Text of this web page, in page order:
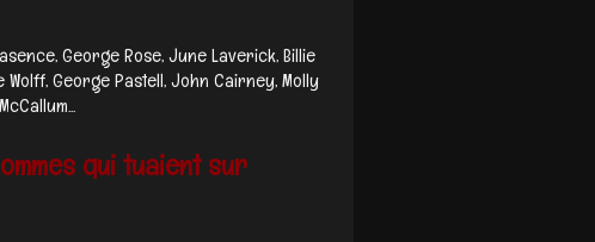
George Rose, June Laverick, Billie
Wolff, George Pastell, John Cairney, Molly
qui tuaient sur